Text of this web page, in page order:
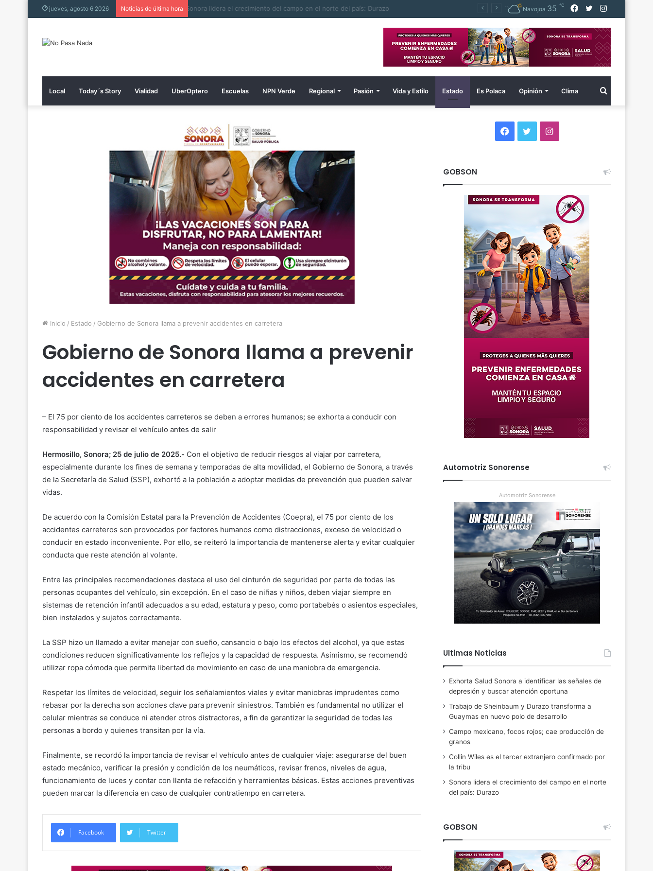
jueves, agosto 6 2026 Noticias de última hora Muere hombre electrocutado Instagram
Twitter
Facebook
Navojoa 35 ℃
Local Today´s Story Vialidad UberOptero Escuelas NPN Verde Regional Pasión Vida y Estilo Estado Es Polaca Opinión Clima Buscar
Inicio / Estado / Gobierno de Sonora llama a prevenir accidentes en carretera
Gobierno de Sonora llama a prevenir
accidentes en carretera
– El 75 por ciento de los accidentes carreteros se deben a errores humanos; se exhorta a conducir con
responsabilidad y revisar el vehículo antes de salir
Hermosillo, Sonora; 25 de julio de 2025.- Con el objetivo de reducir riesgos al viajar por carretera,
especialmente durante los fines de semana y temporadas de alta movilidad, el Gobierno de Sonora, a través
de la Secretaría de Salud (SSP), exhortó a la población a adoptar medidas de prevención que pueden salvar
vidas.
De acuerdo con la Comisión Estatal para la Prevención de Accidentes (Coepra), el 75 por ciento de los
accidentes carreteros son provocados por factores humanos como distracciones, exceso de velocidad o
conducir en estado inconveniente. Por ello, se reiteró la importancia de mantenerse alerta y evitar cualquier
conducta que reste atención al volante.
Entre las principales recomendaciones destaca el uso del cinturón de seguridad por parte de todas las
personas ocupantes del vehículo, sin excepción. En el caso de niñas y niños, deben viajar siempre en
sistemas de retención infantil adecuados a su edad, estatura y peso, como portabebés o asientos especiales,
bien instalados y sujetos correctamente.
La SSP hizo un llamado a evitar manejar con sueño, cansancio o bajo los efectos del alcohol, ya que estas
condiciones reducen significativamente los reflejos y la capacidad de respuesta. Asimismo, se recomendó
utilizar ropa cómoda que permita libertad de movimiento en caso de una maniobra de emergencia.
Respetar los límites de velocidad, seguir los señalamientos viales y evitar maniobras imprudentes como
rebasar por la derecha son acciones clave para prevenir siniestros. También es fundamental no utilizar el
celular mientras se conduce ni atender otros distractores, a fin de garantizar la seguridad de todas las
personas a bordo y quienes transitan por la vía.
Finalmente, se recordó la importancia de revisar el vehículo antes de cualquier viaje: asegurarse del buen
estado mecánico, verificar la presión y condición de los neumáticos, revisar frenos, niveles de agua,
funcionamiento de luces y contar con llanta de refacción y herramientas básicas. Estas acciones preventivas
pueden marcar la diferencia en caso de cualquier contratiempo en carretera.
Facebook Twitter
Facebook
TwitterInstagram
GOBSON
Automotriz Sonorense
Automotriz Sonorense
Ultimas Noticias
Exhorta Salud Sonora a identificar las señales de
depresión y buscar atención oportuna
Trabajo de Sheinbaum y Durazo transforma a
Guaymas en nuevo polo de desarrollo
Campo mexicano, focos rojos; cae producción de
granos
Collin Wiles es el tercer extranjero confirmado por
la tribu
Sonora lidera el crecimiento del campo en el norte
del país: Durazo
GOBSON